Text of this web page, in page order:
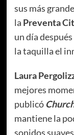
sus más
la Preventa
un día
la taquilla el
Laura
mejores
publicó
mantiene la
sonidos